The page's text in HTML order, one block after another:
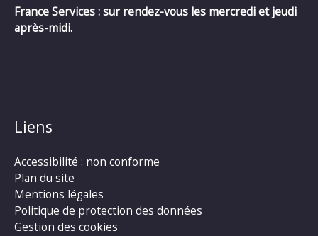
France Services : sur rendez-vous les mercredi et jeudi
après-midi.
Liens
Accessibilité : non conforme
Plan du site
Mentions légales
Politique de protection des données
Gestion des cookies